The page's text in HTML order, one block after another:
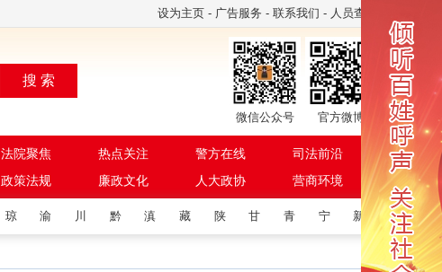
设为主页 - 广告服务 - 联系我们 - 人员查询
官方微博
微信公众号
搜 索
法院聚焦 热点关注 警方在线
司法前沿
政策法规 廉政文化 人大政协 营商环境
琼 渝 川 黔 滇 藏 陕 甘 青 宁 新